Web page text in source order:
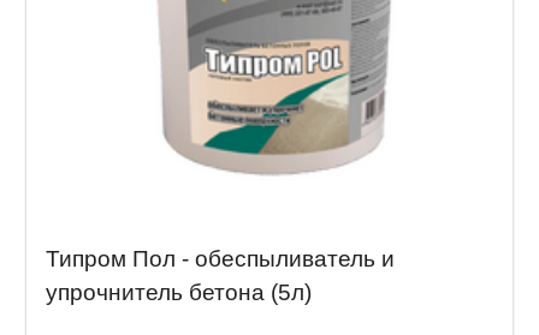
Типром Пол - обеспыливатель и
упрочнитель бетона (5л)